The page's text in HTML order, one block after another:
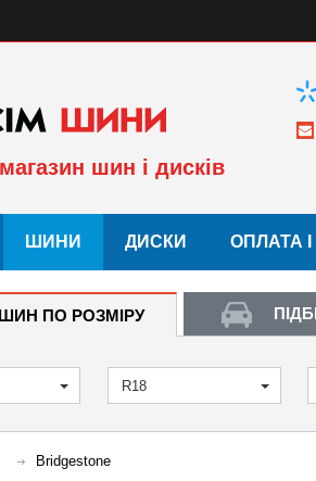
шин і дисків
ШИНИ ДИСКИ ОПЛАТА
ПО РОЗМІРУ
R18
Bridgestone